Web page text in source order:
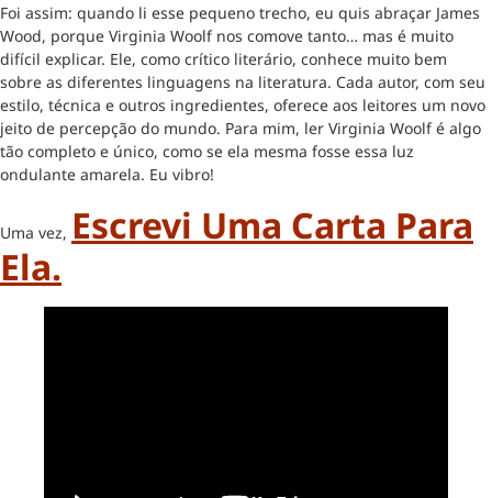
Foi assim: quando li esse pequeno trecho, eu quis abraçar James
Wood, porque Virginia Woolf nos comove tanto… mas é muito
difícil explicar. Ele, como crítico literário, conhece muito bem
sobre as diferentes linguagens na literatura. Cada autor, com seu
estilo, técnica e outros ingredientes, oferece aos leitores um novo
jeito de percepção do mundo. Para mim, ler Virginia Woolf é algo
tão completo e único, como se ela mesma fosse essa luz
ondulante amarela. Eu vibro!
Uma vez, Escrevi Uma Carta Para
Ela.